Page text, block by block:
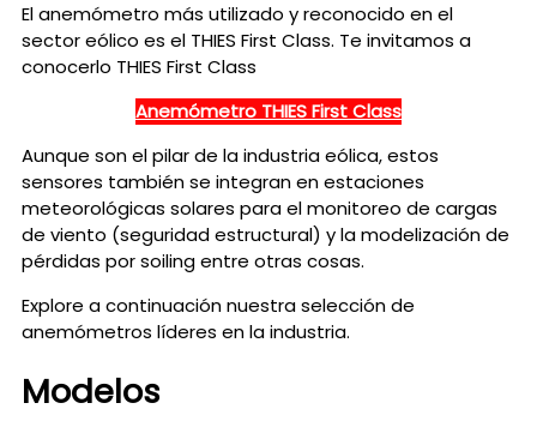
El anemómetro más utilizado y reconocido en el
sector eólico es el THIES First Class. Te invitamos a
conocerlo THIES First Class
Anemómetro THIES First Class
Aunque son el pilar de la industria eólica, estos
sensores también se integran en estaciones
meteorológicas solares para el monitoreo de cargas
de viento (seguridad estructural) y la modelización de
pérdidas por soiling entre otras cosas.
Explore a continuación nuestra selección de
anemómetros líderes en la industria.
Modelos